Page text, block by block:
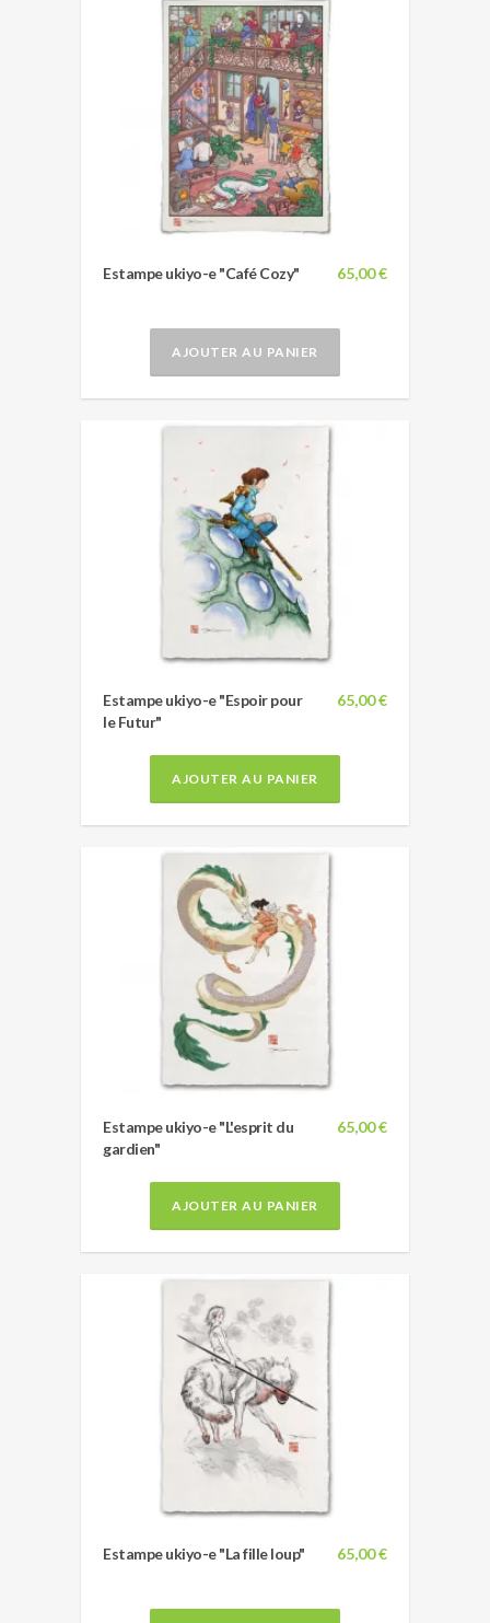
65,00 €
Estampe ukiyo-e "Café Cozy"
AJOUTER AU PANIER
65,00 €
Estampe ukiyo-e "Espoir pour
le Futur"
AJOUTER AU PANIER
65,00 €
Estampe ukiyo-e "L'esprit du
gardien"
AJOUTER AU PANIER
65,00 €
Estampe ukiyo-e "La fille loup"